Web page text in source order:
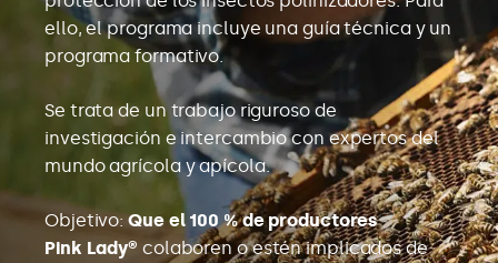
ello, el programa incluye una guía técnica y un
programa formativo.
Se trata de un trabajo riguroso de
investigación e intercambio con expertos del
mundo agrícola y apícola.
Objetivo:Que el 100 % de productores
Pink Lady® colaboren o estén implicados de